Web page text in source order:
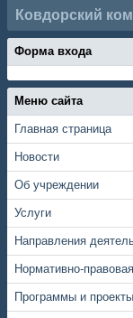
Ковдорский
Форма входа
Меню сайта
Главная страница
Новости
Об учреждении
Услуги
Направления
Нормативно-
Программы и проекты